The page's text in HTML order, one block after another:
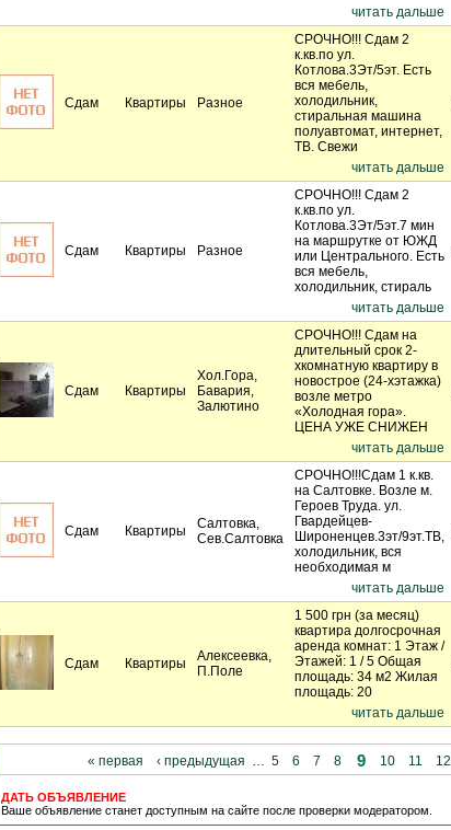
читать дальше
Сдам Квартиры Разное
СРОЧНО!!! Сдам 2
к.кв.по ул.
Котлова.3Эт/5эт. Есть
вся мебель,
холодильник,
стиральная машина
полуавтомат, интернет,
ТВ. Свежи
читать дальше
Сдам Квартиры Разное
СРОЧНО!!! Сдам 2
к.кв.по ул.
Котлова.3Эт/5эт.7 мин
на маршрутке от ЮЖД
или Центрального. Есть
вся мебель,
холодильник, стираль
читать дальше
Сдам Квартиры
Хол.Гора,
Бавария,
Залютино
СРОЧНО!!! Сдам на
длительный срок 2-
хкомнатную квартиру в
новострое (24-хэтажка)
возле метро
«Холодная гора».
ЦЕНА УЖЕ СНИЖЕН
читать дальше
Сдам Квартиры
Салтовка,
Сев.Салтовка
СРОЧНО!!!Сдам 1 к.кв.
на Салтовке. Возле м.
Героев Труда. ул.
Гвардейцев-
Широненцев.3эт/9эт.ТВ,
холодильник, вся
необходимая м
читать дальше
Сдам Квартиры
Алексеевка,
П.Поле
1 500 грн (за месяц)
квартира долгосрочная
аренда комнат: 1 Этаж /
Этажей: 1 / 5 Общая
площадь: 34 м2 Жилая
площадь: 20
читать дальше
« первая ‹ предыдущая … 5 6 7 8 9 10 11 12
ДАТЬ ОБЪЯВЛЕНИЕ
Ваше объявление станет доступным на сайте после проверки модератором.